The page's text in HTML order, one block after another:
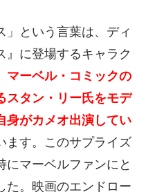
」という言葉は、ディ
』に登場するキャラク
マーベル・コミックの
スタン・リー氏をモデ
身がカメオ出演してい
ます。このサプライズ
にマーベルファンにと
た。映画のエンドロー